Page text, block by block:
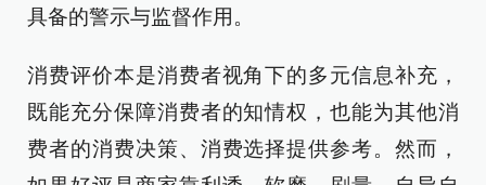
具备的警示与监督作用。
消费评价本是消费者视角下的多元信息补充，
既能充分保障消费者的知情权，也能为其他消
费者的消费决策、消费选择提供参考。然而，